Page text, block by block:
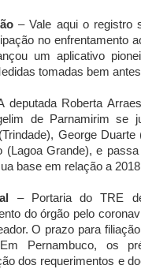
– Vale aqui o registro
no enfrentamento
um aplicativo
tomadas bem
deputada Roberta
de Parnamirim se
George
(Lagoa Grande), e
base em relação a
– Portaria do TRE
do órgão pelo
O prazo para
Pernambuco, os
dos requerimentos e